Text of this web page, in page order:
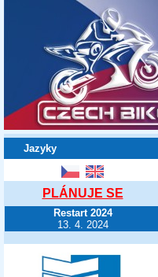
Jazyky
PLÁNUJE SE
Restart 2024
13. 4. 2024